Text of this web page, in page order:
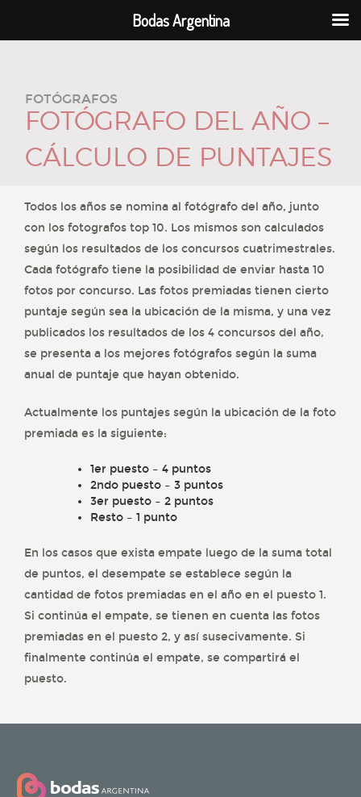
FOTÓGRAFOS
FOTÓGRAFO DEL AÑO –
CÁLCULO DE PUNTAJES
Todos los años se nomina al fotógrafo del año, junto
con los fotografos top 10. Los mismos son calculados
según los resultados de los concursos cuatrimestrales.
Cada fotógrafo tiene la posibilidad de enviar hasta 10
fotos por concurso. Las fotos premiadas tienen cierto
puntaje según sea la ubicación de la misma, y una vez
publicados los resultados de los 4 concursos del año,
se presenta a los mejores fotógrafos según la suma
anual de puntaje que hayan obtenido.
Actualmente los puntajes según la ubicación de la foto
premiada es la siguiente:
1er puesto – 4 puntos
2ndo puesto – 3 puntos
3er puesto – 2 puntos
Resto – 1 punto
En los casos que exista empate luego de la suma total
de puntos, el desempate se establece según la
cantidad de fotos premiadas en el año en el puesto 1.
Si continúa el empate, se tienen en cuenta las fotos
premiadas en el puesto 2, y así susecivamente. Si
finalmente continúa el empate, se compartirá el
puesto.
Bodas Argentina